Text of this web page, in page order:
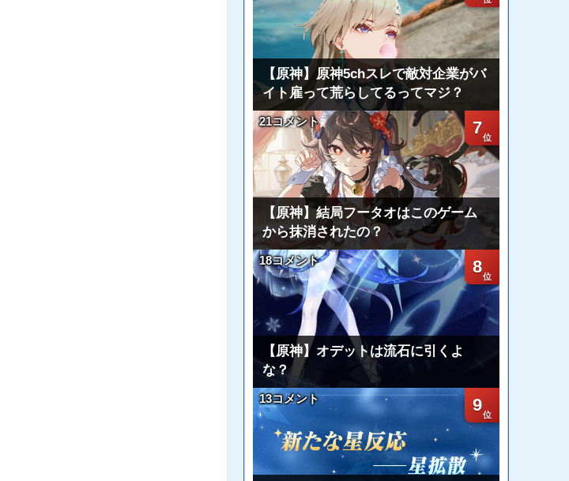
【原神】原神5chスレで敵対企業がバ
イト雇って荒らしてるってマジ？
7
21コメント
【原神】結局フータオはこのゲーム
から抹消されたの？
8
18コメント
【原神】オデットは流石に引くよ
な？
9
13コメント